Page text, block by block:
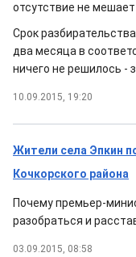
отсутствие не
Срок
два месяца в
ничего не решилось -
10.09.2015, 19:20
Жители села Эпкин
Кочкорского района
Почему премьер-
разобраться и
03.09.2015, 08:58